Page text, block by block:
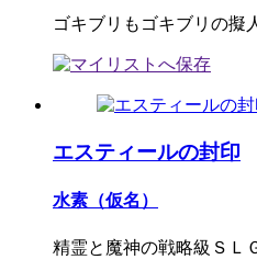
ゴキブリもゴキブリの擬
エスティールの封印
水素（仮名）
精霊と魔神の戦略級ＳＬ